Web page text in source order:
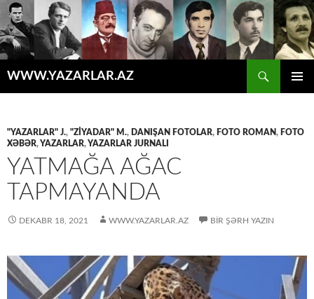
WWW.YAZARLAR.AZ
"YAZARLAR" J., "ZİYADAR" M., DANIŞAN FOTOLAR, FOTO ROMAN, FOTO
XƏBƏR, YAZARLAR, YAZARLAR JURNALI
YATMAĞA AĞAC
TAPMAYANDA
DEKABR 18, 2021 WWW.YAZARLAR.AZ BIR ŞƏRH YAZIN